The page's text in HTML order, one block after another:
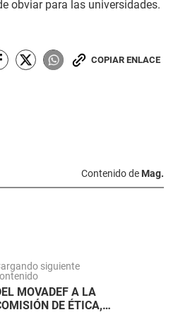
obviar para las universidades.
COPIAR ENLACE
Contenido de Mag.
siguiente
MOVADEF A LA
DE ÉTICA,